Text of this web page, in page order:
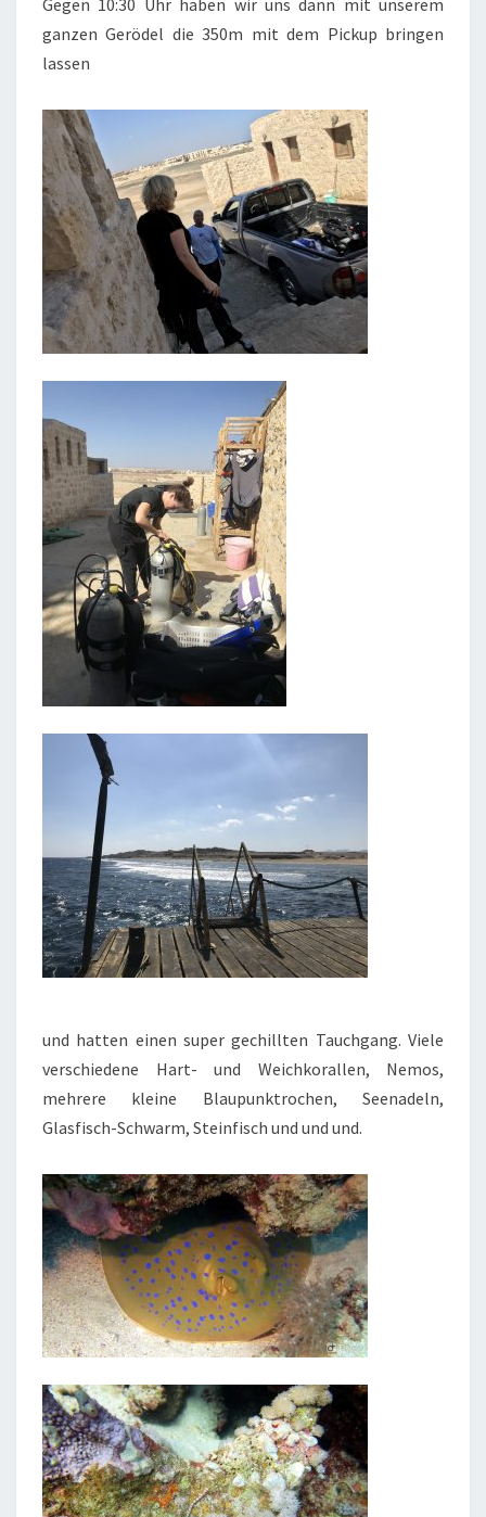
Gegen 10:30 Uhr haben wir uns dann mit unserem
ganzen Gerödel die 350m mit dem Pickup bringen
lassen
und hatten einen super gechillten Tauchgang. Viele
verschiedene Hart- und Weichkorallen, Nemos,
mehrere kleine Blaupunktrochen, Seenadeln,
Glasfisch-Schwarm, Steinfisch und und und.